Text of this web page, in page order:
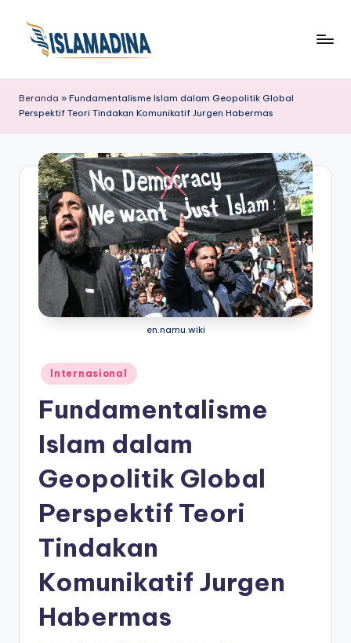
Beranda » Fundamentalisme Islam dalam Geopolitik Global
Perspektif Teori Tindakan Komunikatif Jurgen Habermas
en.namu.wiki
Posted
in
Internasional
Fundamentalisme
Islam dalam
Geopolitik Global
Perspektif Teori
Tindakan
Komunikatif Jurgen
Habermas